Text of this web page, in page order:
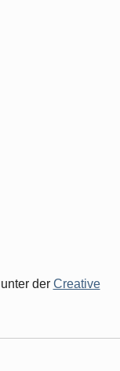
der Creative